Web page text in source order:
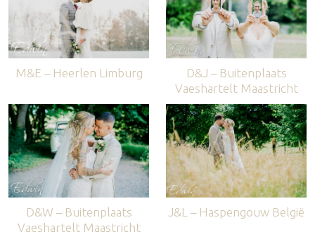
M&E – Heerlen Limburg
D&J – Buitenplaats
Vaeshartelt Maastricht
D&W – Buitenplaats
Vaeshartelt Maastricht
J&L – Haspengouw België